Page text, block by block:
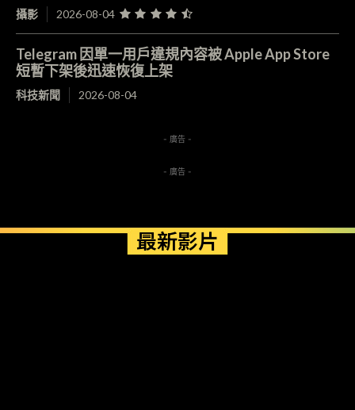
攝影 2026-08-04
Telegram 因單一用戶違規內容被 Apple App Store
短暫下架後迅速恢復上架
科技新聞 2026-08-04
- 廣告 -
- 廣告 -
最新影片